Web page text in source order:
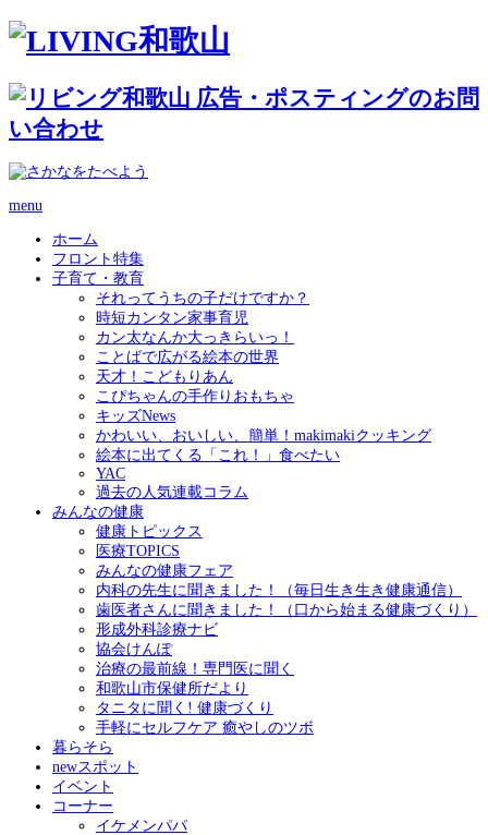
menu
ホーム
フロント特集
子育て・教育
それってうちの子だけですか？
時短カンタン家事育児
カン太なんか大っきらいっ！
ことばで広がる絵本の世界
天才！こどもりあん
こぴちゃんの手作りおもちゃ
キッズNews
かわいい、おいしい、簡単！makimakiクッキング
絵本に出てくる「これ！」食べたい
YAC
過去の人気連載コラム
みんなの健康
健康トピックス
医療TOPICS
みんなの健康フェア
内科の先生に聞きました！（毎日生き生き健康通信）
歯医者さんに聞きました！（口から始まる健康づくり）
形成外科診療ナビ
協会けんぽ
治療の最前線！専門医に聞く
和歌山市保健所だより
タニタに聞く! 健康づくり
手軽にセルフケア 癒やしのツボ
暮らそら
newスポット
イベント
コーナー
イケメンパパ